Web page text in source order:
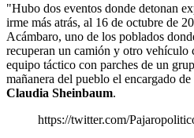
"Hubo dos eventos donde detonan
irme más atrás, al 16 de octubre de
Acámbaro, uno de los poblados
recuperan un camión y otro vehículo
equipo táctico con parches de un
mañanera del pueblo el encargado
Claudia Sheinbaum.
https://twitter.com/